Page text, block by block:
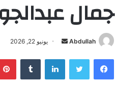
جمال
Abdullah
أ
س
ل
يونيو 22, 2026
فيسبوك تويتر لينكدإن ‏Tumblr